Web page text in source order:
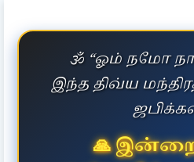
🕉️ “ஓம் நமோ
இந்த திவ்ய
🙏